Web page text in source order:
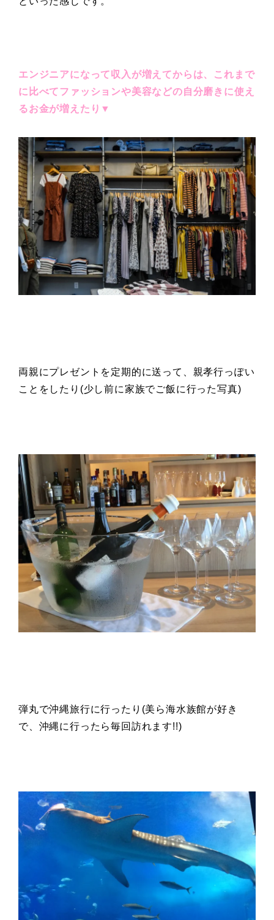
エンジニアになって収入が増えてからは、これまで
に比べてファッションや美容などの自分磨きに使え
るお金が増えたり▼
両親にプレゼントを定期的に送って、親孝行っぽい
ことをしたり(少し前に家族でご飯に行った写真)
弾丸で沖縄旅行に行ったり(美ら海水族館が好き
で、沖縄に行ったら毎回訪れます!!)